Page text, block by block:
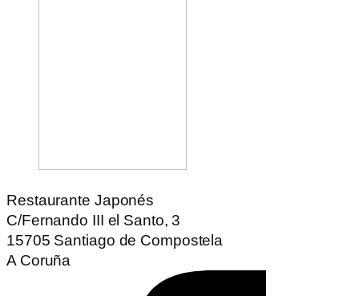
Restaurante Japonés
C/Fernando III el Santo, 3
15705 Santiago de Compostela
A Coruña